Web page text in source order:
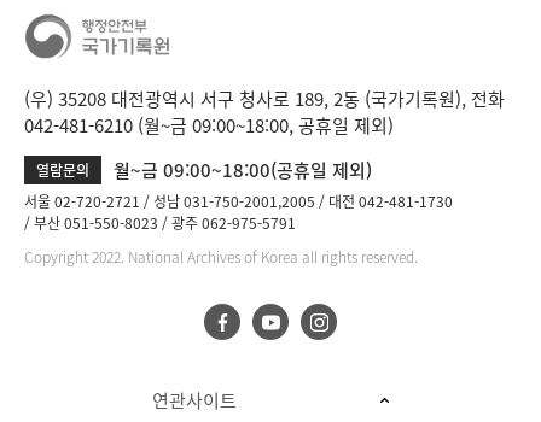
(우) 35208 대전광역시 서구 청사로 189, 2동 (국가기록원), 전화
042-481-6210 (월~금 09:00~18:00, 공휴일 제외)
열람문의 월~금 09:00~18:00(공휴일 제외)
서울 02-720-2721 성남 031-750-2001,2005
대전 042-481-1730
부산 051-550-8023
광주 062-975-5791
Copyright 2022. National Archives of Korea all rights reserved.
연관사이트